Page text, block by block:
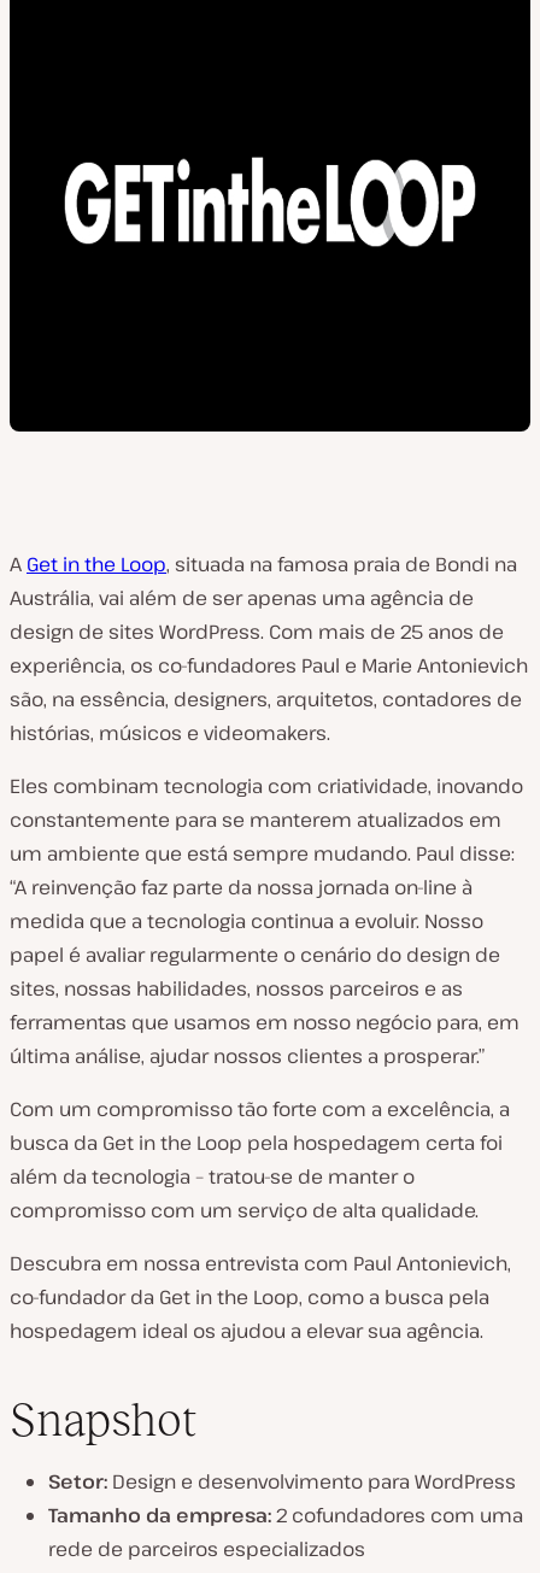
A Get in the Loop, situada na famosa praia de Bondi na
Austrália, vai além de ser apenas uma agência de
design de sites WordPress. Com mais de 25 anos de
experiência, os co-fundadores Paul e Marie Antonievich
são, na essência, designers, arquitetos, contadores de
histórias, músicos e videomakers.
Eles combinam tecnologia com criatividade, inovando
constantemente para se manterem atualizados em
um ambiente que está sempre mudando. Paul disse:
“A reinvenção faz parte da nossa jornada on-line à
medida que a tecnologia continua a evoluir. Nosso
papel é avaliar regularmente o cenário do design de
sites, nossas habilidades, nossos parceiros e as
ferramentas que usamos em nosso negócio para, em
última análise, ajudar nossos clientes a prosperar.”
Com um compromisso tão forte com a excelência, a
busca da Get in the Loop pela hospedagem certa foi
além da tecnologia – tratou-se de manter o
compromisso com um serviço de alta qualidade.
Descubra em nossa entrevista com Paul Antonievich,
co-fundador da Get in the Loop, como a busca pela
hospedagem ideal os ajudou a elevar sua agência.
Snapshot
Setor: Design e desenvolvimento para WordPress
Tamanho da empresa:2 cofundadores com uma
rede de parceiros especializados